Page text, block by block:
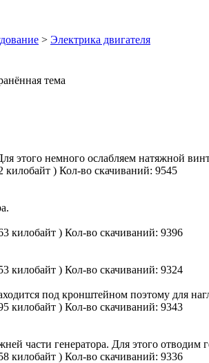
> Электрика двигателя
тема
этого немного ослабляем натяжной
килобайт ) Кол-во скачиваний: 9545
килобайт ) Кол-во скачиваний: 9396
килобайт ) Кол-во скачиваний: 9324
под кронштейном поэтому для
килобайт ) Кол-во скачиваний: 9343
части генератора. Для этого отводим
килобайт ) Кол-во скачиваний: 9336